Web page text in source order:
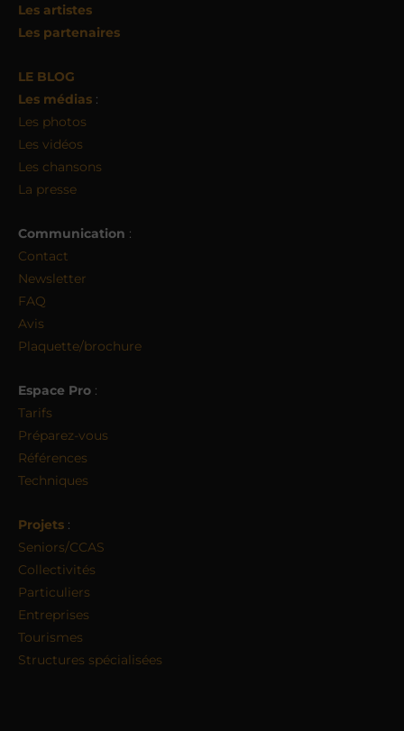
Les artistes
Les partenaires
LE BLOG
Les médias :
Les photos
Les vidéos
Les chansons
La presse
Communication :
Contact
Newsletter
FAQ
Avis
Plaquette/brochure
Espace Pro :
Tarifs
Préparez-vous
Références
Techniques
Projets :
Seniors/CCAS
Collectivités
Particuliers
Entreprises
Tourismes
Structures spécialisées